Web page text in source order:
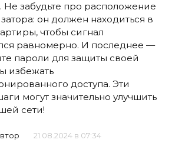
Не забудьте про расположение
он должен находиться в
чтобы сигнал
равномерно. И последнее —
пароли для защиты своей
избежать
доступа. Эти
могут значительно улучшить
сети!
21.08.2024 в 07:34